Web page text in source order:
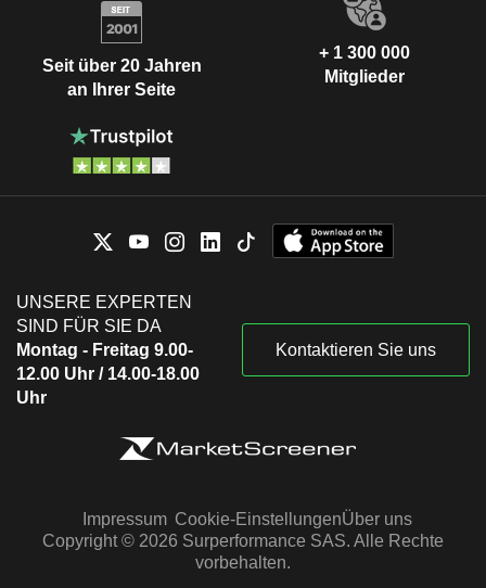
Seit über 20 Jahren
an Ihrer Seite
+ 1 300 000
Mitglieder
UNSERE EXPERTEN
SIND FÜR SIE DA
Montag - Freitag 9.00-
12.00 Uhr / 14.00-18.00
Uhr
Kontaktieren Sie uns
Impressum Cookie-EinstellungenÜber uns
Copyright © 2026 Surperformance SAS. Alle Rechte
vorbehalten.